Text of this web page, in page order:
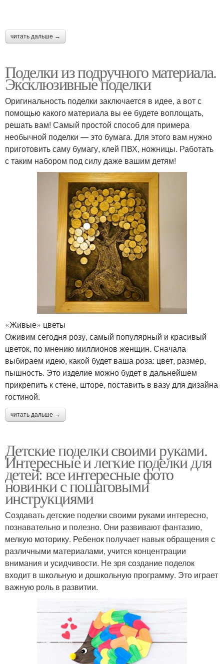
Сложные поделки Поделки для школы
Весенние поделки Поделки для ребенка
Поделки из пластилина
Поделки для
девятилеток
Бумажные поделки Поделки для мальчиков
поделок
Пластиковые поделки
читать дальше →
Поделки из подручного материала.
Эксклюзивные поделки
Оригинальность поделки заключается в идее, а вот с
помощью какого материала вы ее будете воплощать,
решать вам! Самый простой способ для примера
необычной поделки — это бумага. Для этого вам нужно
приготовить саму бумагу, клей ПВХ, ножницы. Работать
с таким набором под силу даже вашим детям!
«Живые» цветы
Оживим сегодня розу, самый популярный и красивый
цветок, по мнению миллионов женщин. Сначала
выбираем идею, какой будет ваша роза: цвет, размер,
пышность. Это изделие можно будет в дальнейшем
прикрепить к стене, шторе, поставить в вазу для дизайна
гостиной.
читать дальше →
Детские поделки своими руками.
Интересные и легкие поделки для
детей: все интересные фото
новинки с пошаговыми
инструкциями
Создавать детские поделки своими руками интересно,
познавательно и полезно. Они развивают фантазию,
мелкую моторику. Ребенок получает навык обращения с
различными материалами, учится концентрации
внимания и усидчивости. Не зря создание поделок
входит в школьную и дошкольную программу. Это играет
важную роль в развитии.